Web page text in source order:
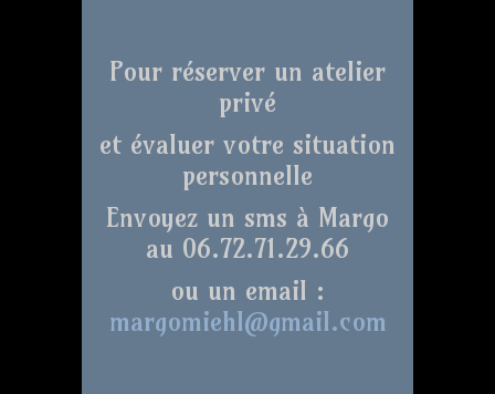
Pour réserver un atelier
privé
et évaluer votre situation
personnelle
Envoyez un sms à Margo
au 06.72.71.29.66
ou un email :
margomiehl@gmail.com